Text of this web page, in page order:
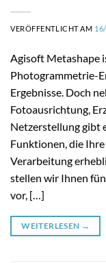
VERÖFFENTLICHT AM
Agisoft Metashape
Photogrammetrie-
Ergebnisse. Doch
Fotoausrichtung,
Netzerstellung gibt
Funktionen, die
Verarbeitung
stellen wir Ihnen
vor, […]
WEITERLESEN →